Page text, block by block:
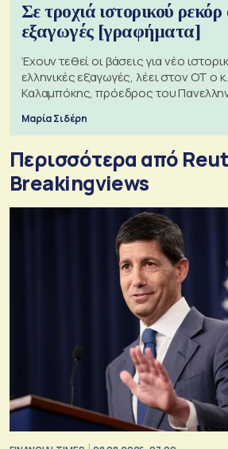
Σε τροχιά ιστορικού ρεκόρ
εξαγωγές [γραφήματα]
Έχουν τεθεί οι βάσεις για νέο
ελληνικές εξαγωγές, λέει στον ΟΤ ο
Καλαμπόκης, πρόεδρος του
Μαρία Σιδέρη
Περισσότερα από
Breakingviews